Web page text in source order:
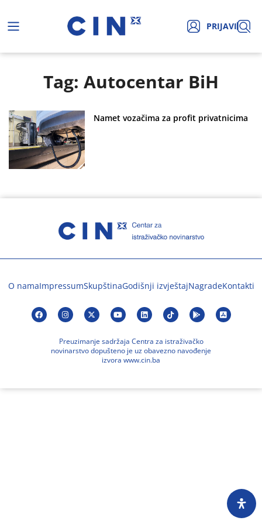
PRIJAVI
Tag: Autocentar BiH
Namet vozačima za profit privatnicima
O namaImpressumSkupštinaGodišnji izvještajNagradeKontakti
Preuzimanje sadržaja Centra za istraživačko
novinarstvo dopušteno je uz obavezno navođenje
izvora www.cin.ba